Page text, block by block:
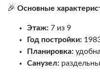
🎉 Основные
Этаж: 7 из 9
Год постройки:
Планировка:
Санузел: